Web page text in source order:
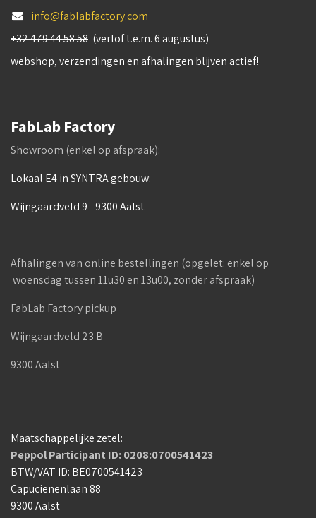
info@fablabfactory.com
+32 479 44 58 58 (verlof t.e.m. 6 augustus)
webshop, verzendingen en afhalingen blijven actief!
FabLab Factory
Showroom (enkel op afspraak):
Lokaal E4 in SYNTRA gebouw:
Wijngaardveld 9 - 9300 Aalst
Afhalingen van online bestellingen (opgelet: enkel op
woensdag tussen 11u30 en 13u00, zonder afspraak)
FabLab Factory pickup
Wijngaardveld 23 B
9300 Aalst
Maatschappelijke zetel:
Peppol Participant ID: 0208:0700541423
BTW/VAT ID: BE0700541423
Capucienenlaan 88
9300 Aalst